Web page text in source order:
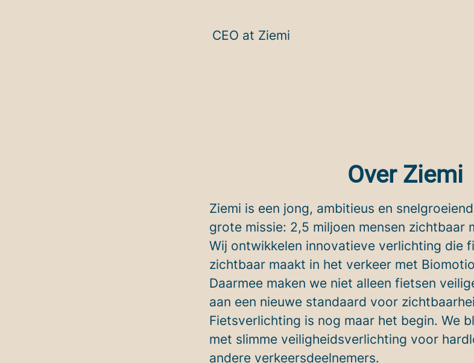
CEO at Ziemi
Over Ziemi
Ziemi is een jong, ambitieus en
grote missie: 2,5 miljoen mensen zichtbaar
Wij ontwikkelen innovatieve verlichting die
zichtbaar maakt in het verkeer met
Daarmee maken we niet alleen fietsen
aan een nieuwe standaard voor
Fietsverlichting is nog maar het begin. We
met slimme veiligheidsverlichting voor
andere verkeersdeelnemers.